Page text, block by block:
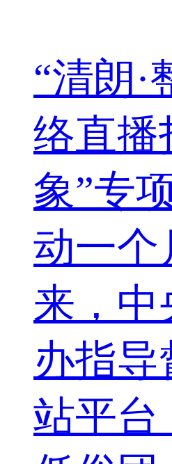
“清朗·
络直播
象”专
动一个
来，中
办指导
站平台